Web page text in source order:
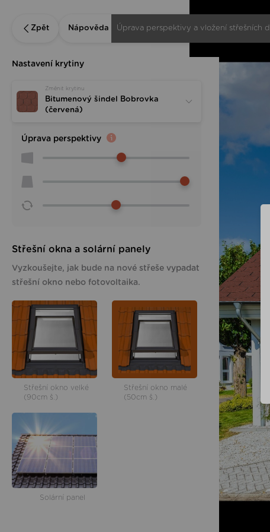
Zpět Nápověda Úprava perspektivy a vložení střešních
Nastavení krytiny
Změnit krytinu
Bitumenový šindel Bobrovka
(červená)
Úprava perspektivy
Střešní okna a solární panely
Vyzkoušejte, jak bude na nové střeše vypadat
střešní okno nebo fotovoltaika.
Střešní okno velké
(90cm š.)
Střešní okno malé
(50cm š.)
Solární panel